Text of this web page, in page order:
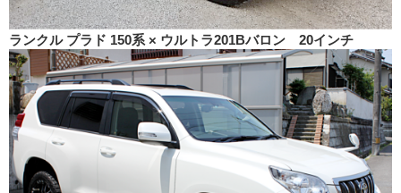
ランクル プラド 150系 × ウルトラ201Bバロン 20インチ